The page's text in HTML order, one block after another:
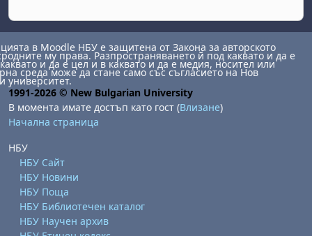
в Moodle НБУ е защитена от Закона за авторското
му права. Разпространяването й под каквато и да е
и да е цел и в каквато и да е медия, носител или
среда може да стане само със съгласието на Нов
университет.
1991-2026 © New Bulgarian University
В момента имате достъп като гост (Влизане)
Начална страница
НБУ
НБУ Сайт
НБУ Новини
НБУ Поща
НБУ Библиотечен каталог
НБУ Научен архив